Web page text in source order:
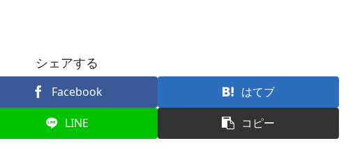
シェアする
Facebook はてブ
LINE コピー